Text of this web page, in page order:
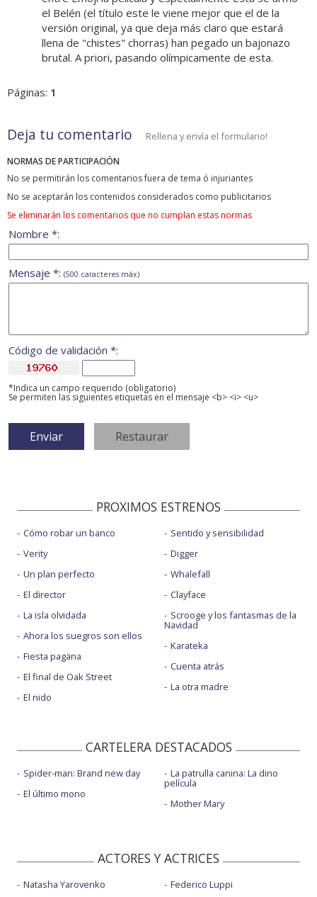
el Belén (el título este le viene mejor que el de la
versión original, ya que deja más claro que estará
llena de "chistes" chorras) han pegado un bajonazo
brutal. A priori, pasando olímpicamente de esta.
Páginas: 1
Deja tu comentario Rellena y envía el formulario!
NORMAS DE PARTICIPACIÓN
No se permitirán los comentarios fuera de tema ó injuriantes
No se aceptarán los contenidos considerados como publicitarios
Se eliminarán los comentarios que no cumplan estas normas
Nombre *:
Mensaje *: (500 caracteres máx)
Código de validación *:
*Indica un campo requerido (obligatorio)
Se permiten las siguientes etiquetas en el mensaje <b> <i> <u>
PROXIMOS ESTRENOS
Cómo robar un banco
Verity
Un plan perfecto
El director
La isla olvidada
Ahora los suegros son ellos
Fiesta pagäna
El final de Oak Street
El nido
Sentido y sensibilidad
Digger
Whalefall
Clayface
Scrooge y los fantasmas de la
Navidad
Karateka
Cuenta atrás
La otra madre
CARTELERA DESTACADOS
Spider-man: Brand new day
El último mono
La patrulla canina: La dino
película
Mother Mary
ACTORES Y ACTRICES
Natasha Yarovenko
Federico Luppi